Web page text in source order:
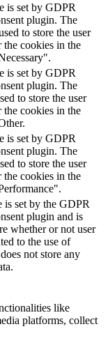
is set by GDPR
plugin. The
to store the user
the cookies in the
is set by GDPR
plugin. The
to store the user
the cookies in the
is set by GDPR
plugin. The
to store the user
the cookies in the
is set by the GDPR
plugin and is
whether or not user
to the use of
not store any
like
platforms, collect